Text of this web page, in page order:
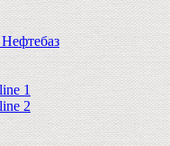
1
2